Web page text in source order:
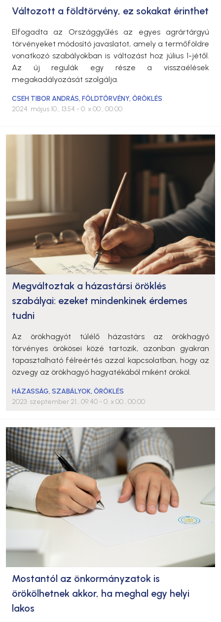
Változott a földtörvény, ez sokakat érinthet
Elfogadta az Országgyűlés az egyes agrártárgyú
törvényeket módosító javaslatot, amely a termőföldre
vonatkozó szabályokban is változást hoz július 1-jétől.
Az új regulák egy része a visszaélések
megakadályozását szolgálja.
CSEH TIBOR ANDRÁS,FÖLDTÖRVÉNY,ÖRÖKLÉS
2024. május 10., 13:54 - 0. x 00., 00:00
Megváltoztak a házastársi öröklés
szabályai: ezeket mindenkinek érdemes
tudni
Az örökhagyót túlélő házastárs az örökhagyó
törvényes örökösei közé tartozik, azonban gyakran
tapasztalható félreértés azzal kapcsolatban, hogy az
özvegy az örökhagyó hagyatékából miként örököl.
HÁZASSÁG,SZABÁLYOK,ÖRÖKLÉS
2023. szeptember 21., 09:40 - 0. x 00., 00:00
Mostantól az önkormányzatok is
örökölhetnek akkor, ha meghal egy helyi
lakos